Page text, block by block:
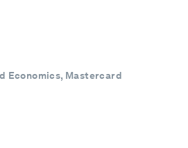
Economics, Mastercard